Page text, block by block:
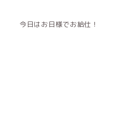
今日はお日様でお給仕！